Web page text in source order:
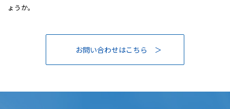
ょうか。
お問い合わせはこちら